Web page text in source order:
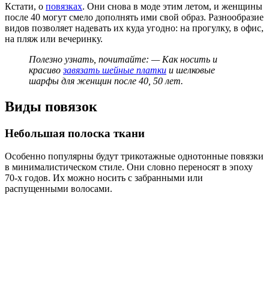
Кстати, о повязках. Они снова в моде этим летом, и женщины
после 40 могут смело дополнять ими свой образ. Разнообразие
видов позволяет надевать их куда угодно: на прогулку, в офис,
на пляж или вечеринку.
Полезно узнать, почитайте: — Как носить и
красивозавязать шейные платки и шелковые
шарфы для женщин после 40, 50 лет.
Виды повязок
Небольшая полоска ткани
Особенно популярны будут трикотажные однотонные повязки
в минималистическом стиле. Они словно переносят в эпоху
70-х годов. Их можно носить с забранными или
распущенными волосами.